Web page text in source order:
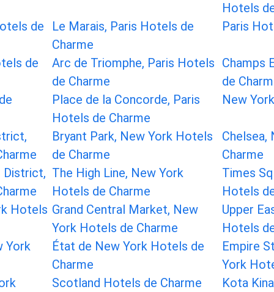
Hotels
de
Le Marais, Paris Hotels de
Charme
Paris
de
Arc de Triomphe, Paris Hotels
de Charme
Champs
de
Place de la Concorde, Paris
Hotels de Charme
New
Bryant Park, New York Hotels
de Charme
Chelsea,
Charme
District, The High Line, New York
Hotels de Charme
Times
Hotels
Hotels Grand Central Market, New
York Hotels de Charme
Upper
Hotels
York
État de New York Hotels de
Charme
Empire
York
Scotland Hotels de Charme
Kota